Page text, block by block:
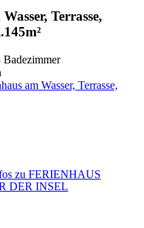
Terrasse,
Badezimmer
am Wasser, Terrasse,
zu FERIENHAUS
DER INSEL